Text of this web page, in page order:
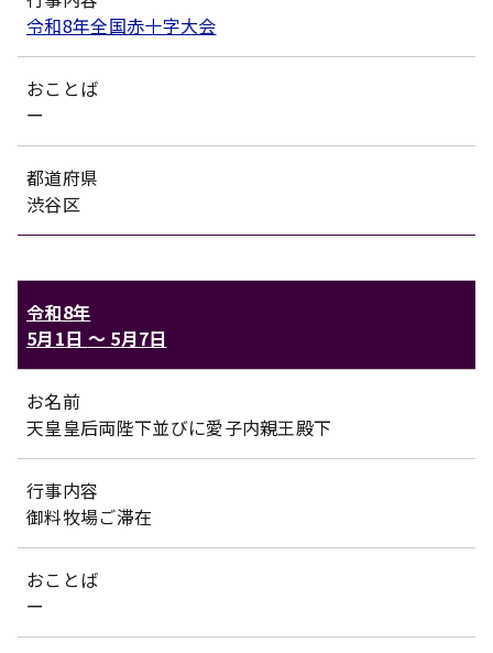
令和8年全国赤十字大会
おことば
ー
都道府県
渋谷区
令和8年
5月1日 〜5月7日
お名前
天皇皇后両陛下並びに愛子内親王殿下
行事内容
御料牧場ご滞在
おことば
ー